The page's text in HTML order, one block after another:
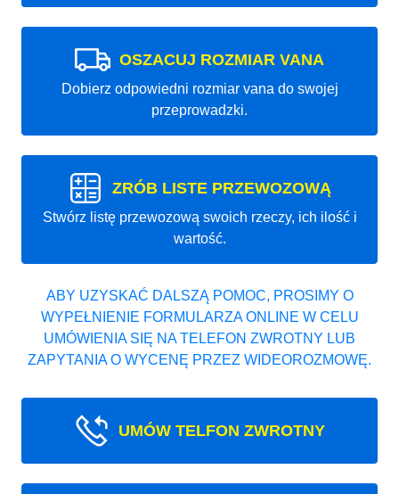
OSZACUJ ROZMIAR VANA
Dobierz odpowiedni rozmiar vana do swojej
przeprowadzki.
ZRÓB LISTE PRZEWOZOWĄ
Stwórz listę przewozową swoich rzeczy, ich ilość i
wartość.
ABY UZYSKAĆ DALSZĄ POMOC, PROSIMY O
WYPEŁNIENIE FORMULARZA ONLINE W CELU
UMÓWIENIA SIĘ NA TELEFON ZWROTNY LUB
ZAPYTANIA O WYCENĘ PRZEZ WIDEOROZMOWĘ.
UMÓW TELFON ZWROTNY